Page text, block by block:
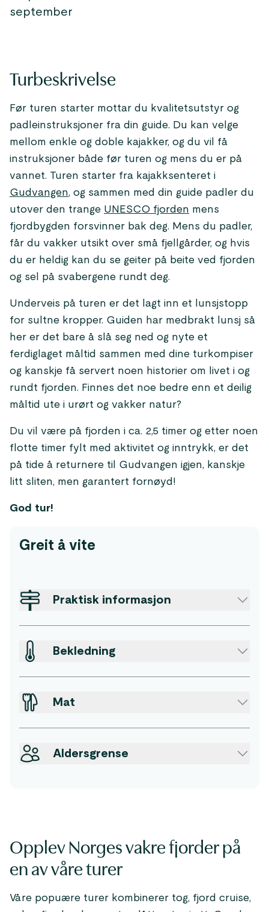
september
Turbeskrivelse
Før turen starter mottar du kvalitetsutstyr og
padleinstruksjoner fra din guide. Du kan velge
mellom enkle og doble kajakker, og du vil få
instruksjoner både før turen og mens du er på
vannet. Turen starter fra kajakksenteret i
Gudvangen, og sammen med din guide padler du
utover den trange UNESCO fjorden mens
fjordbygden forsvinner bak deg. Mens du padler,
får du vakker utsikt over små fjellgårder, og hvis
du er heldig kan du se geiter på beite ved fjorden
og sel på svabergene rundt deg.
Underveis på turen er det lagt inn et lunsjstopp
for sultne kropper. Guiden har medbrakt lunsj så
her er det bare å slå seg ned og nyte et
ferdiglaget måltid sammen med dine turkompiser
og kanskje få servert noen historier om livet i og
rundt fjorden. Finnes det noe bedre enn et deilig
måltid ute i urørt og vakker natur?
Du vil være på fjorden i ca. 2,5 timer og etter noen
flotte timer fylt med aktivitet og inntrykk, er det
på tide å returnere til Gudvangen igjen, kanskje
litt sliten, men garantert fornøyd!
God tur!
Greit å vite
Praktisk informasjon
Bekledning
Mat
Aldersgrense
Opplev Norges vakre fjorder på
en av våre turer
Våre popuære turer kombinerer tog, fjord cruise,